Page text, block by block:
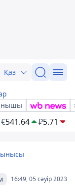
Қаз
€541.64 ₽5.71
16:49, 05 сәуір 2023